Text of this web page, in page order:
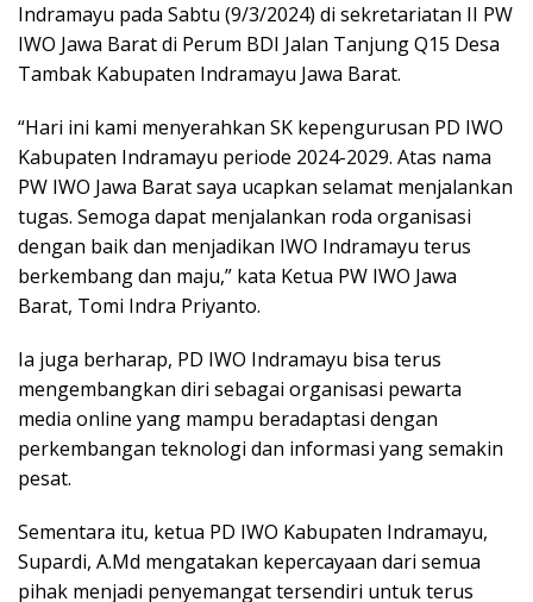
Indramayu pada Sabtu (9/3/2024) di sekretariatan II PW
IWO Jawa Barat di Perum BDI Jalan Tanjung Q15 Desa
Tambak Kabupaten Indramayu Jawa Barat.
“Hari ini kami menyerahkan SK kepengurusan PD IWO
Kabupaten Indramayu periode 2024-2029. Atas nama
PW IWO Jawa Barat saya ucapkan selamat menjalankan
tugas. Semoga dapat menjalankan roda organisasi
dengan baik dan menjadikan IWO Indramayu terus
berkembang dan maju,” kata Ketua PW IWO Jawa
Barat, Tomi Indra Priyanto.
Ia juga berharap, PD IWO Indramayu bisa terus
mengembangkan diri sebagai organisasi pewarta
media online yang mampu beradaptasi dengan
perkembangan teknologi dan informasi yang semakin
pesat.
Sementara itu, ketua PD IWO Kabupaten Indramayu,
Supardi, A.Md mengatakan kepercayaan dari semua
pihak menjadi penyemangat tersendiri untuk terus